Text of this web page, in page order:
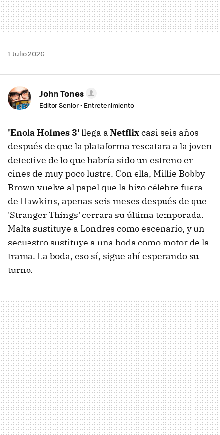
1 Julio 2026
John Tones
Editor Senior - Entretenimiento
'Enola Holmes 3' llega a Netflixcasi seis años
después de que la plataforma rescatara a la joven
detective de lo que habría sido un estreno en
cines de muy poco lustre. Con ella, Millie Bobby
Brown vuelve al papel que la hizo célebre fuera
de Hawkins, apenas seis meses después de que
'Stranger Things' cerrara su última temporada.
Malta sustituye a Londres como escenario, y un
secuestro sustituye a una boda como motor de la
trama. La boda, eso sí, sigue ahí esperando su
turno.